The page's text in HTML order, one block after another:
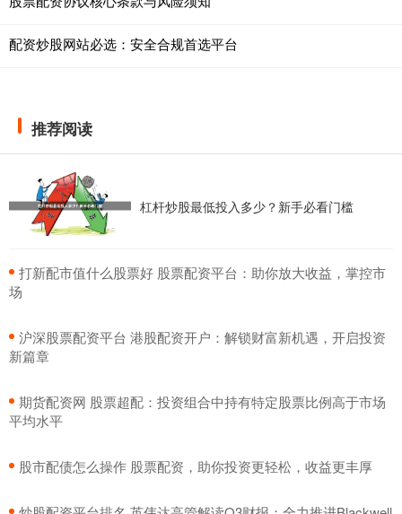
配资炒股网站必选：安全合规首选平台
推荐阅读
杠杆炒股最低投入多少？新手必看门槛
​打新配市值什么股票好 股票配资平台：助你放大收益，掌控市
场
​沪深股票配资平台 港股配资开户：解锁财富新机遇，开启投资
新篇章
​期货配资网 股票超配：投资组合中持有特定股票比例高于市场
平均水平
​股市配债怎么操作 股票配资，助你投资更轻松，收益更丰厚